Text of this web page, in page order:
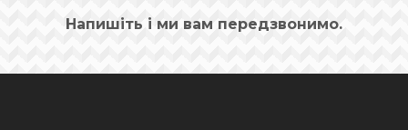
Напишіть і ми вам передзвонимо.